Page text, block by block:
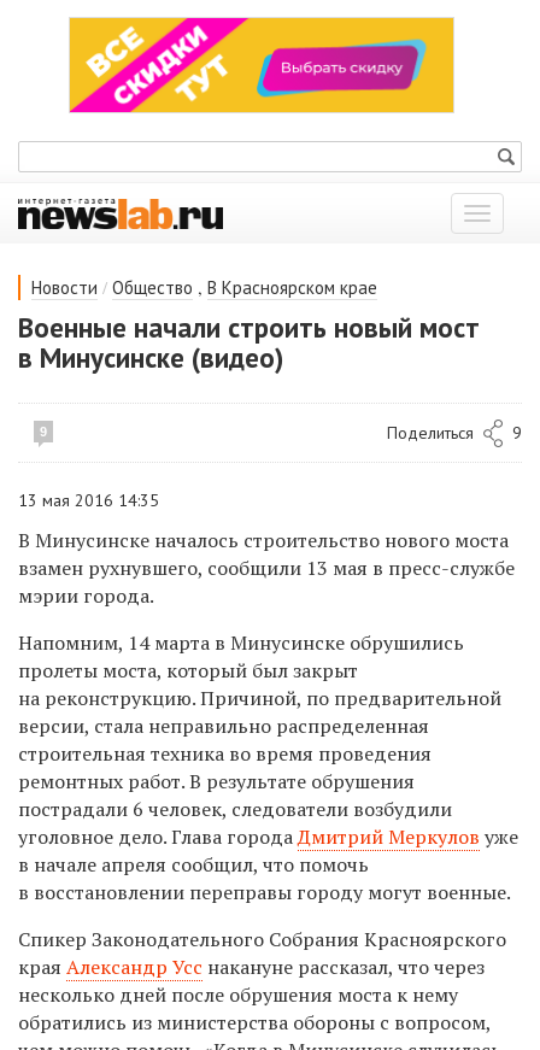
Показать
меню
Новости / Общество , В Красноярском крае
Военные начали строить новый мост
в Минусинске (видео)
9 Поделиться 9
13 мая 2016 14:35
В Минусинске началось строительство нового моста
взамен рухнувшего, сообщили 13 мая в пресс-службе
мэрии города.
Напомним, 14 марта в Минусинске обрушились
пролеты моста, который был закрыт
на реконструкцию. Причиной, по предварительной
версии, стала неправильно распределенная
строительная техника во время проведения
ремонтных работ. В результате обрушения
пострадали 6 человек, следователи возбудили
уголовное дело. Глава городаДмитрий Меркулов уже
в начале апреля сообщил, что помочь
в восстановлении переправы городу могут военные.
Спикер Законодательного Собрания Красноярского
края Александр Усс накануне рассказал, что через
несколько дней после обрушения моста к нему
обратились из министерства обороны с вопросом,